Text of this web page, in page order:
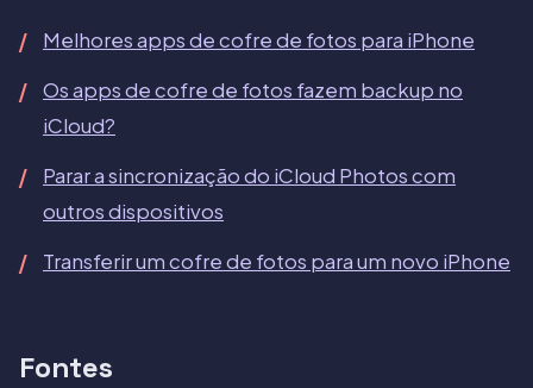
Melhores apps de cofre de fotos para iPhone
Os apps de cofre de fotos fazem backup no
iCloud?
Parar a sincronização do iCloud Photos com
outros dispositivos
Transferir um cofre de fotos para um novo iPhone
Fontes